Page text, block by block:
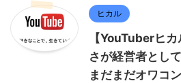
ヒカル
【YouTuberヒ
さが経営者とし
まだまだオワコ